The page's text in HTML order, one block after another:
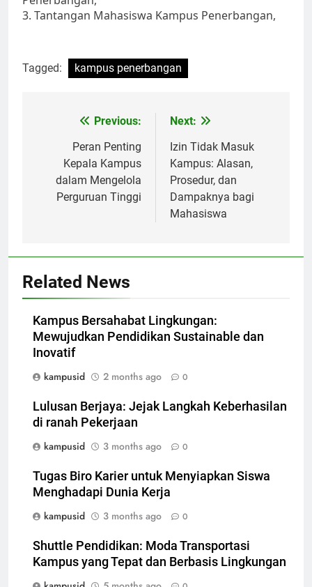
3. Tantangan Mahasiswa Kampus Penerbangan,
Tagged: kampus penerbangan
navigation
Previous:
Peran Penting
Kepala Kampus
dalam Mengelola
Perguruan Tinggi
Next:
Izin Tidak Masuk
Kampus: Alasan,
Prosedur, dan
Dampaknya bagi
Mahasiswa
Related News
Kampus Bersahabat Lingkungan:
Mewujudkan Pendidikan Sustainable dan
Inovatif
kampusid
2 months ago 0
Lulusan Berjaya: Jejak Langkah Keberhasilan
di ranah Pekerjaan
kampusid
3 months ago 0
Tugas Biro Karier untuk Menyiapkan Siswa
Menghadapi Dunia Kerja
kampusid
3 months ago 0
Shuttle Pendidikan: Moda Transportasi
Kampus yang Tepat dan Berbasis Lingkungan